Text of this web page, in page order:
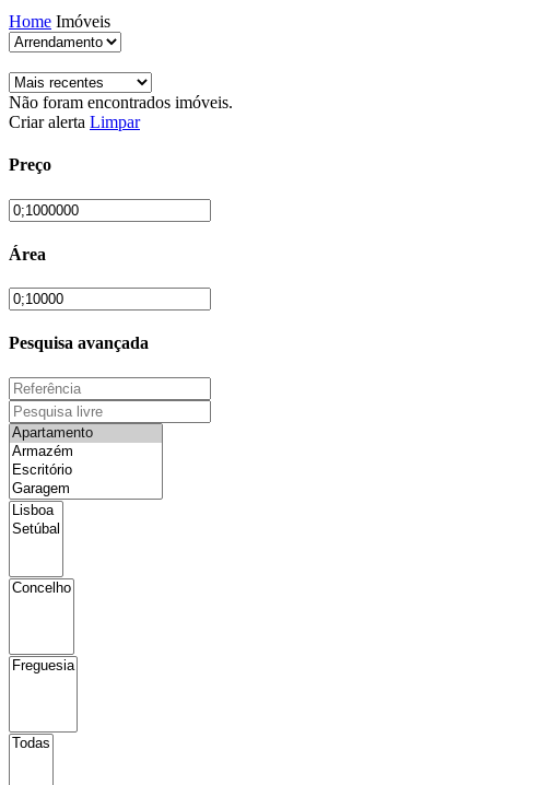
Home Imóveis
Não foram encontrados imóveis.
Criar alerta Limpar
Preço
Área
Pesquisa avançada